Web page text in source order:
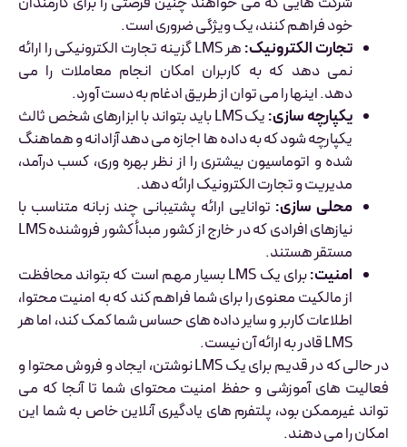
خود فراهم کنند، یک ویژگی ضروری است.
تجارت الکترونیک:
هر LMS گزینه تجارت الکترونیکی را ارائه
نمی دهد که به کاربران امکان انجام معاملات را می
دهد. اینها را می توان از طریق ادغام به دست آورد.
یکپارچه سازی:
یک LMS باید بتواند با ابزارهای شخص ثالث
یکپارچه شود که به داده ها اجازه می دهد آزادانه و هماهنگ
شده و اتوماسیون بیشتری را از نظر بهره وری، کسب درآمد،
مدیریت و تجارت الکترونیک ارائه دهد.
محلی سازی: توانایی ارائه پشتیبانی چند زبانه متناسب با
نیازهای افرادی که در خارج از کشور مبدأ کشور فروشنده LMS
مستقر هستند.
امنیت:
برای یک LMS بسیار مهم است که بتواند محافظت
از مالکیت معنوی را برای شما فراهم کند که به امنیت محتوا،
اطلاعات کاربر و سایر داده های حساس شما کمک کند، اما هر
LMS قادر به ارائه آن نیست.
در حالی که در قدیم برای یک LMS نوشتن، ایجاد و فروش محتوا و
فعالیت های آموزشی و حفظ امنیت محتوای شما تا آنجا که می
تواند غیرممکن بود، پلتفرم های یادگیری آنلاین خاص به شما این
امکان را می دهند.